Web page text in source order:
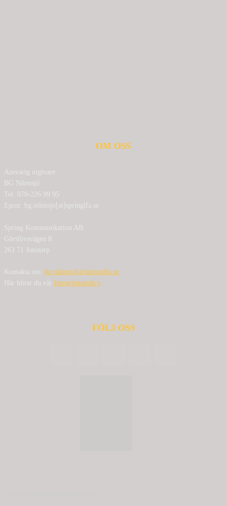
OM OSS
Ansvarig utgivare:
BG Nilensjö
Tel: 070-226 99 95
Epost: bg.nilensjo[at]springlfa.se
Spring Kommunikation AB
Görslövsvägen 8
263 71 Jonstorp
Kontakta oss: bg.nilensjo[at]springlfa.se
Här hittar du vår Integritetspolicy
FÖLJ OSS